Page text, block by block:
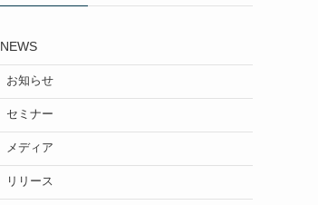
NEWS
お知らせ
セミナー
メディア
リリース